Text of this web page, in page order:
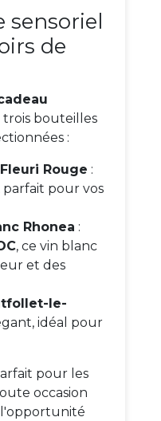
sensoriel
de
bouteilles
:
Rouge :
pour vos
Rhonea :
, ce vin blanc
et des
le-
idéal pour
pour les
occasion
l'opportunité